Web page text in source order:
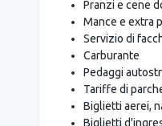
*Protezione
*Inoltre assistenza
La tariffa non include
Tassa turistica
Pranzi e cene
Mance e extra
Servizio di